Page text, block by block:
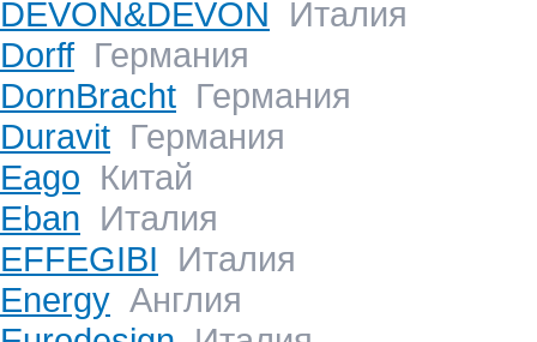
DEVON&DEVON Италия
DorffГермания
DornBracht Германия
Duravit Германия
Eago Китай
Eban Италия
EFFEGIBI Италия
Energy Англия